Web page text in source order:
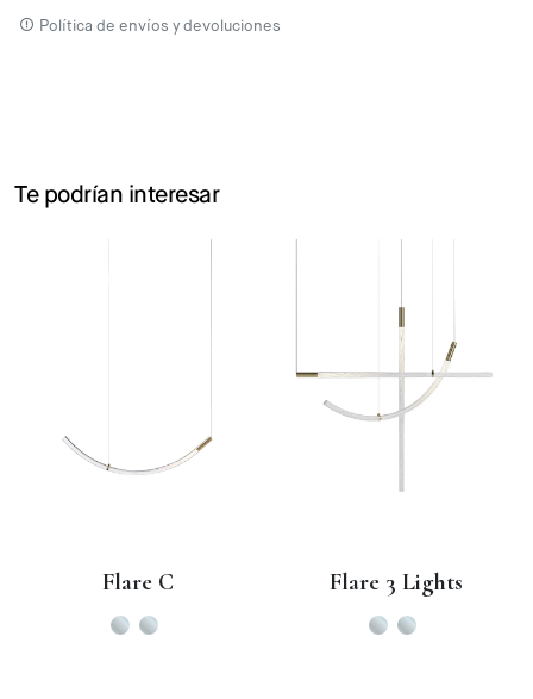
Política de envíos y devoluciones
Te podrían interesar
Flare C Flare 3 Lights